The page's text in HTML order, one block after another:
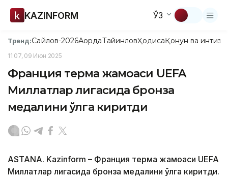
KAZINFORM ЎЗ
Тренд:Сайлов-2026АқордаТайинловҲодисаҚонун ва
11:07, 09 Июн 2025
Франция терма жамоаси UEFA
Миллатлар лигасида бронза
медалини қўлга киритди
ASTANA. Kazinform – Франция терма жамоаси UEFA
Миллатлар лигасида бронза медалини қўлга киритди.